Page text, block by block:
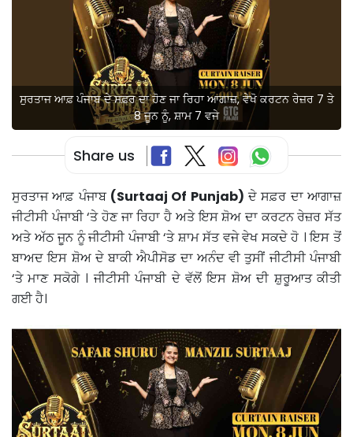
ਸੁਰਤਾਜ ਆਫ਼ ਪੰਜਾਬ ਦੇ ਸਫ਼ਰ ਦਾ ਹੋਣ ਜਾ ਰਿਹਾ ਆਗਾਜ਼, ਵੇਖੋ ਕਰਟਨ ਰੇਜ਼ਰ 7 ਤੇ
8 ਜੂਨ ਨੂੰ, ਸ਼ਾਮ 7 ਵਜੇ
Share us
ਸੁਰਤਾਜ ਆਫ਼ ਪੰਜਾਬ (Surtaaj Of Punjab) ਦੇ ਸਫ਼ਰ ਦਾ ਆਗਾਜ਼
ਜੀਟੀਸੀ ਪੰਜਾਬੀ ‘ਤੇ ਹੋਣ ਜਾ ਰਿਹਾ ਹੈ ਅਤੇ ਇਸ ਸ਼ੋਅ ਦਾ ਕਰਟਨ ਰੇਜ਼ਰ ਸੱਤ
ਅਤੇ ਅੱਠ ਜੂਨ ਨੂੰ ਜੀਟੀਸੀ ਪੰਜਾਬੀ ‘ਤੇ ਸ਼ਾਮ ਸੱਤ ਵਜੇ ਵੇਖ ਸਕਦੇ ਹੋ । ਇਸ ਤੋਂ
ਬਾਅਦ ਇਸ ਸ਼ੋਅ ਦੇ ਬਾਕੀ ਐਪੀਸੋਡ ਦਾ ਅਨੰਦ ਵੀ ਤੁਸੀਂ ਜੀਟੀਸੀ ਪੰਜਾਬੀ
‘ਤੇ ਮਾਣ ਸਕੋਗੇ । ਜੀਟੀਸੀ ਪੰਜਾਬੀ ਦੇ ਵੱਲੋਂ ਇਸ ਸ਼ੋਅ ਦੀ ਸ਼ੁਰੂਆਤ ਕੀਤੀ
ਗਈ ਹੈ।